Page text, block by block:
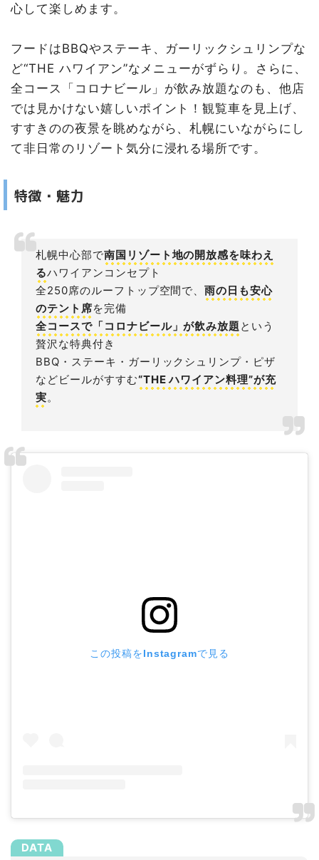
心して楽しめます。
フードはBBQやステーキ、ガーリックシュリンプな
ど“THE ハワイアン”なメニューがずらり。さらに、
全コース「コロナビール」が飲み放題なのも、他店
では見かけない嬉しいポイント！観覧車を見上げ、
すすきのの夜景を眺めながら、札幌にいながらにし
て非日常のリゾート気分に浸れる場所です。
特徴・魅力
札幌中心部で南国リゾート地の開放感を味わえ
るハワイアンコンセプト
全250席のルーフトップ空間で、雨の日も安心
のテント席を完備
全コースで「コロナビール」が飲み放題 という
贅沢な特典付き
BBQ・ステーキ・ガーリックシュリンプ・ピザ
などビールがすすむ“THE ハワイアン料理”が充
実。
この投稿をInstagramで見る